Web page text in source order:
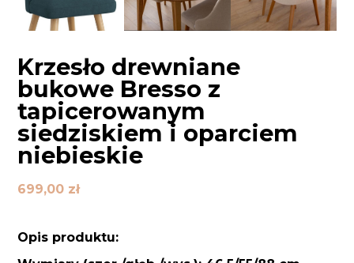
Krzesło drewniane
bukowe Bresso z
tapicerowanym
siedziskiem i oparciem
niebieskie
699,00 zł
Opis produktu: